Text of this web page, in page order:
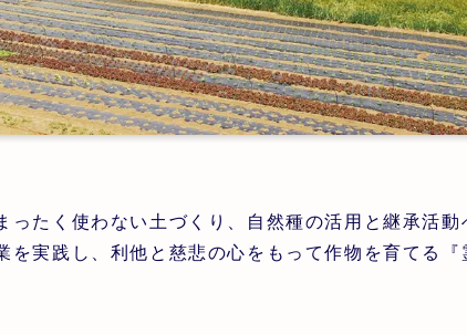
たく使わない土づくり、自然種の活用と継承活動
実践し、利他と慈悲の心をもって作物を育てる『